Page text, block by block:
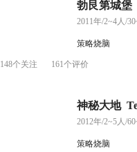
勃艮第城堡
2011年/2~4人/
策略烧脑
148个关注 161个评价
神秘大地
2012年/2~5人/
策略烧脑